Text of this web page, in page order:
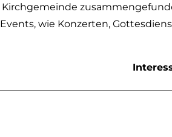
Kirchgemeinde
Events, wie Konzerten,